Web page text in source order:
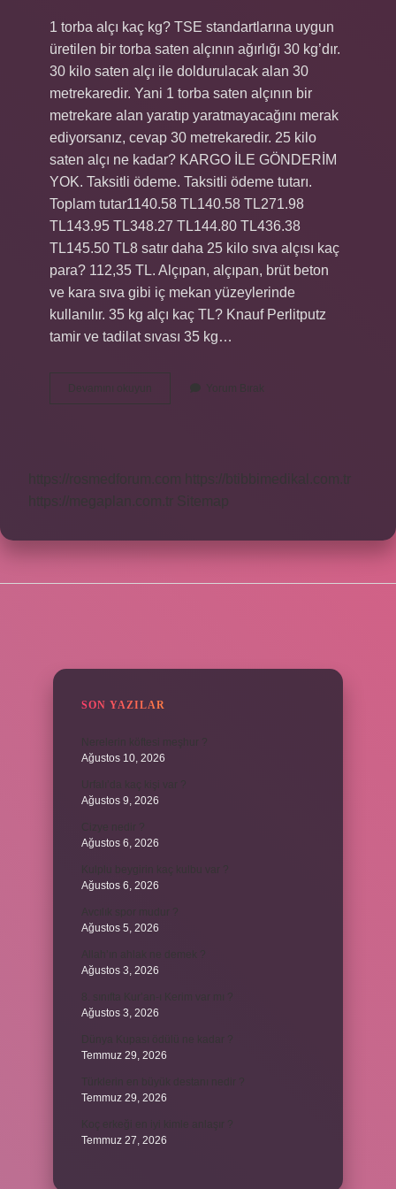
1 torba alçı kaç kg? TSE standartlarına uygun
üretilen bir torba saten alçının ağırlığı 30 kg’dır.
30 kilo saten alçı ile doldurulacak alan 30
metrekaredir. Yani 1 torba saten alçının bir
metrekare alan yaratıp yaratmayacağını merak
ediyorsanız, cevap 30 metrekaredir. 25 kilo
saten alçı ne kadar? KARGO İLE GÖNDERİM
YOK. Taksitli ödeme. Taksitli ödeme tutarı.
Toplam tutar1140.58 TL140.58 TL271.98
TL143.95 TL348.27 TL144.80 TL436.38
TL145.50 TL8 satır daha 25 kilo sıva alçısı kaç
para? 112,35 TL. Alçıpan, alçıpan, brüt beton
ve kara sıva gibi iç mekan yüzeylerinde
kullanılır. 35 kg alçı kaç TL? Knauf Perlitputz
tamir ve tadilat sıvası 35 kg…
Devamını okuyun
Çuvalı
Yorum Bırak
https://rosmedforum.com
https://btibbimedikal.com.tr
https://megaplan.com.tr Sitemap
SON YAZILAR
Ağustos 10, 2026
Ağustos 9, 2026
Ağustos 6, 2026
Ağustos 6, 2026
Ağustos 5, 2026
Ağustos 3, 2026
Ağustos 3, 2026
Temmuz 29, 2026
Temmuz 29, 2026
Temmuz 27, 2026